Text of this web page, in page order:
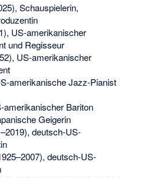
Schauspielerin,
US-amerikanischer
und Regisseur
US-amerikanischer
amerikanische Jazz-Pianist
amerikanischer Bariton
Geigerin
deutsch-US-
deutsch-US-